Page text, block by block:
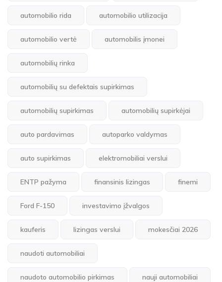
automobilio rida automobilio utilizacija
automobilio vertė automobilis įmonei
automobilių rinka
automobilių su defektais supirkimas
automobilių supirkimas automobilių supirkėjai
auto pardavimas autoparko valdymas
auto supirkimas elektromobiliai verslui
ENTP pažyma finansinis lizingas finemi
Ford F-150 investavimo įžvalgos
kauferis lizingas verslui mokesčiai 2026
naudoti automobiliai
naudoto automobilio pirkimas nauji automobiliai